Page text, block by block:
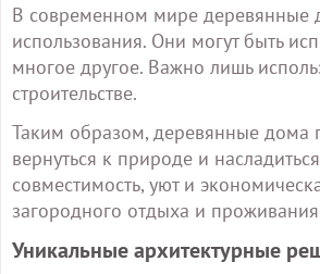
В современном мире деревянные
использования. Они могут быть
многое другое. Важно лишь
строительстве.
Таким образом, деревянные дома
вернуться к природе и
совместимость, уют и
загородного отдыха и
Уникальные архитектурные